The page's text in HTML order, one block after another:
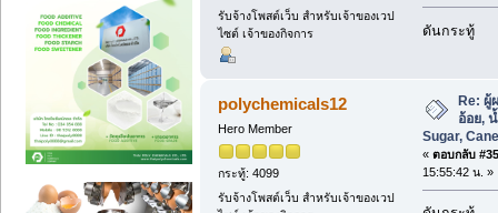
รับจ้างโพสต์เว็บ สำหรับเจ้าของเวป
ไซต์ เจ้าของกิจการ
ดันกระทู้
polychemicals12
Hero Member
กระทู้: 4099
รับจ้างโพสต์เว็บ สำหรับเจ้าของเวป
Re:
อ้อย,
Sugar,
« ตอบกลับ
15:55:42 น. »